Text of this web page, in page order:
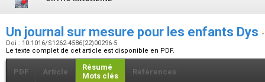
Un journal sur mesure pour les enfants Dys
Doi : 10.1016/S1262-4586(22)00296-5
Le texte complet de cet article est disponible en PDF.
PDF Article
Résumé
Mots clés
Références